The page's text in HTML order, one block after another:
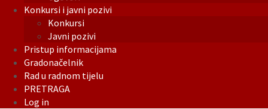
Konkursi i javni pozivi
Konkursi
Javni pozivi
Pristup informacijama
Gradonačelnik
Rad u radnom tijelu
PRETRAGA
Log in